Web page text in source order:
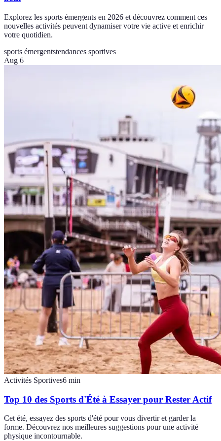
Explorez les sports émergents en 2026 et découvrez comment ces
nouvelles activités peuvent dynamiser votre vie active et enrichir
votre quotidien.
sports émergentstendances sportives
Aug 6
Activités Sportives6 min
Top 10 des Sports d'Été à Essayer pour Rester Actif
Cet été, essayez des sports d'été pour vous divertir et garder la
forme. Découvrez nos meilleures suggestions pour une activité
physique incontournable.